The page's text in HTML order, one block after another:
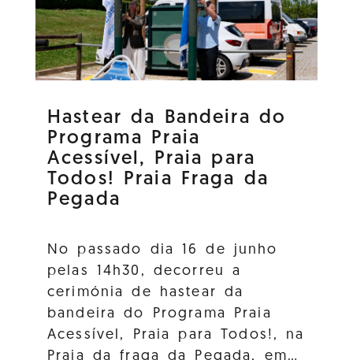
Hastear da Bandeira do
Programa Praia
Acessível, Praia para
Todos! Praia Fraga da
Pegada
No passado dia 16 de junho
pelas 14h30, decorreu a
cerimónia de hastear da
bandeira do Programa Praia
Acessível, Praia para Todos!, na
Praia da fraga da Pegada, em…